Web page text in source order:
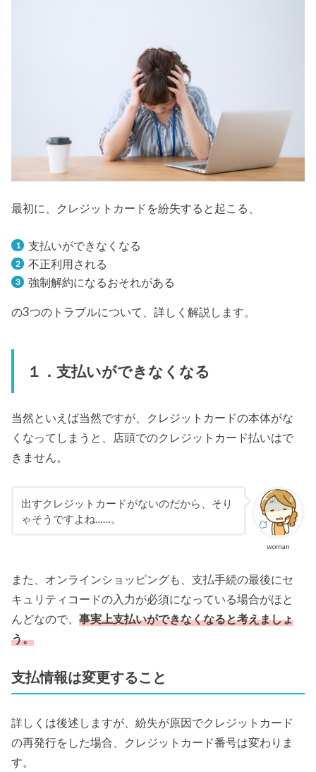
最初に、クレジットカードを紛失すると起こる、
支払いができなくなる
不正利用される
強制解約になるおそれがある
の3つのトラブルについて、詳しく解説します。
１．支払いができなくなる
当然といえば当然ですが、クレジットカードの本体がな
くなってしまうと、店頭でのクレジットカード払いはで
きません。
woman
出すクレジットカードがないのだから、そり
ゃそうですよね……。
また、オンラインショッピングも、支払手続の最後にセ
キュリティコードの入力が必須になっている場合がほと
んどなので、事実上支払いができなくなると考えましょ
う。
支払情報は変更すること
詳しくは後述しますが、紛失が原因でクレジットカード
の再発行をした場合、クレジットカード番号は変わりま
す。